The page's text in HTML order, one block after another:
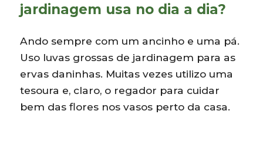
jardinagem usa no dia a dia?
Ando sempre com um ancinho e uma pá.
Uso luvas grossas de jardinagem para as
ervas daninhas. Muitas vezes utilizo uma
tesoura e, claro, o regador para cuidar
bem das flores nos vasos perto da casa.